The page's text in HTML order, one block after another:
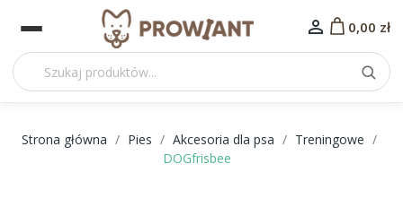
 0,00 zł
Strona główna Pies Akcesoria dla psa
Treningowe
DOGfrisbee